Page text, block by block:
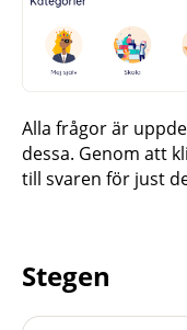
Alla frågor är
dessa. Genom att
till svaren för just
Stegen